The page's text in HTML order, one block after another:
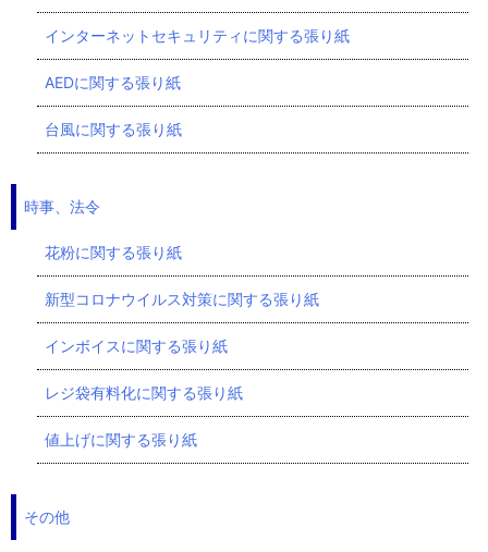
インターネットセキュリティに関する張り紙
AEDに関する張り紙
台風に関する張り紙
時事、法令
花粉に関する張り紙
新型コロナウイルス対策に関する張り紙
インボイスに関する張り紙
レジ袋有料化に関する張り紙
値上げに関する張り紙
その他